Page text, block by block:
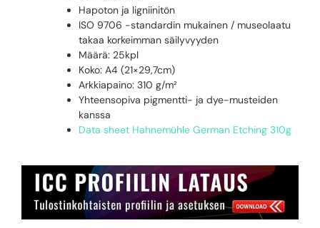
Hapoton ja ligniinitön
ISO 9706 -standardin mukainen / museolaatu
takaa korkeimman säilyvyyden
Määrä: 25kpl
Koko: A4 (21×29,7cm)
Arkkiapaino: 310 g/m²
Yhteensopiva pigmentti- ja dye-musteiden
kanssa
Data sheet Hahnemühle German Etching 310g